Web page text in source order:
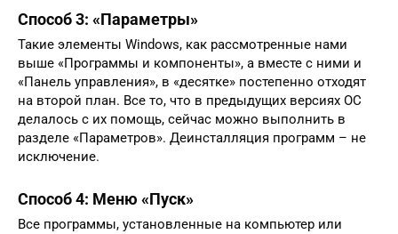
Способ 3: «Параметры»
Такие элементы Windows, как рассмотренные нами
выше «Программы и компоненты», а вместе с ними и
«Панель управления», в «десятке» постепенно отходят
на второй план. Все то, что в предыдущих версиях ОС
делалось с их помощь, сейчас можно выполнить в
разделе «Параметров». Деинсталляция программ – не
исключение.
Способ 4: Меню «Пуск»
Все программы, установленные на компьютер или